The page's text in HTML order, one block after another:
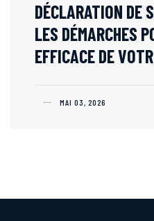
DÉCLARATION DE
LES DÉMARCHES
EFFICACE DE
MAI 03, 2026